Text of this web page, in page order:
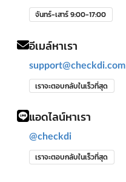
จันทร์-เสาร์ 9:00-17:00
อีเมล์หาเรา
support@checkdi.com
เราจะตอบกลับในเร็วที่สุด
แอดไลน์หาเรา
@checkdi
เราจะตอบกลับในเร็วที่สุด